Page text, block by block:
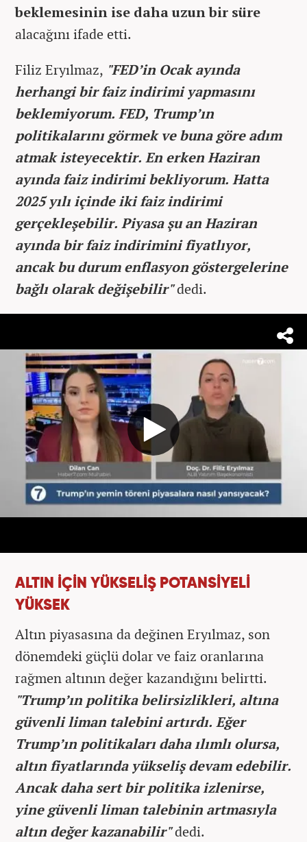
beklemesinin ise daha uzun bir süre
alacağını ifade etti.
Filiz Eryılmaz, "FED’in Ocak ayında
herhangi bir faiz indirimi yapmasını
beklemiyorum. FED, Trump’ın
politikalarını görmek ve buna göre adım
atmak isteyecektir. En erken Haziran
ayında faiz indirimi bekliyorum. Hatta
2025 yılı içinde iki faiz indirimi
gerçekleşebilir. Piyasa şu an Haziran
ayında bir faiz indirimini fiyatlıyor,
ancak bu durum enflasyon göstergelerine
bağlı olarak değişebilir"dedi.
ALTIN İÇİN YÜKSELİŞ POTANSİYELİ
YÜKSEK
Altın piyasasına da değinen Eryılmaz, son
dönemdeki güçlü dolar ve faiz oranlarına
rağmen altının değer kazandığını belirtti.
"Trump’ın politika belirsizlikleri, altına
güvenli liman talebini artırdı. Eğer
Trump’ın politikaları daha ılımlı olursa,
altın fiyatlarında yükseliş devam edebilir.
Ancak daha sert bir politika izlenirse,
yine güvenli liman talebinin artmasıyla
altın değer kazanabilir"dedi.